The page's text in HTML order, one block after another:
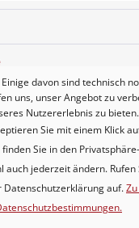
Mehrwertsteuer zzgl.
davon sind technisch
uns, unser Angebot zu
Nutzererlebnis zu bieten.
Sie mit einem Klick
Sie in den
auch jederzeit ändern.
Datenschutzerklärung auf.